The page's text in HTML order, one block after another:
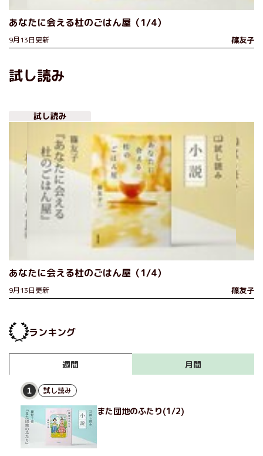
あなたに会える杜のごはん屋（1/4）
9月13日更新 篠友子
試し読み
試し読み
あなたに会える杜のごはん屋（1/4）
9月13日更新 篠友子
ランキング
週間 月間
1 試し読み
また団地のふたり(1/2)